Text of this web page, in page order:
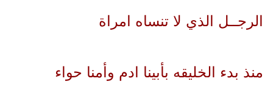
الرجــل الذي لا تنساه امراة
منذ بدء الخليقه بأبينا ادم وأمنا حواء